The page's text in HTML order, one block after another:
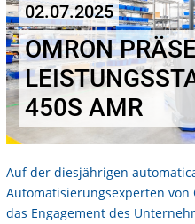
02.07.2025
OMRON
450S AMR
Auf der diesjährigen
Automatisierungsexperten
das Engagement des